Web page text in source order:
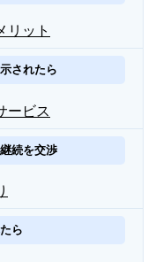
リット
されたら
ービス
続を交渉
ら